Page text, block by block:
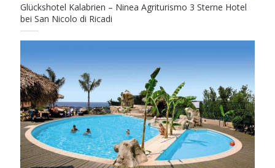
Glückshotel Kalabrien – Ninea Agriturismo 3 Sterne Hotel
bei San Nicolo di Ricadi